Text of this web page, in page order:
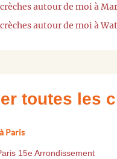
autour de moi à
autour de moi à
toutes les
Paris
15e Arrondissement